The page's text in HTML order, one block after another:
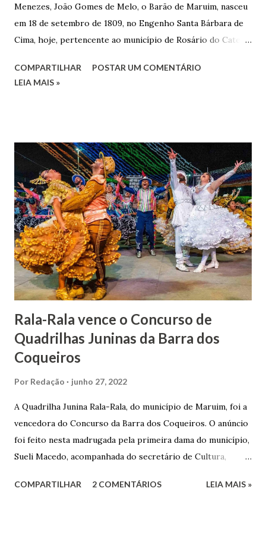
Menezes, João Gomes de Melo, o Barão de Maruim, nasceu
em 18 de setembro de 1809, no Engenho Santa Bárbara de
Cima, hoje, pertencente ao município de Rosário do Catete.
José de Faro Leitão, porém o casamento acabou com o
indiciamento para apropriar-se da volumosa herança. Em
1862, transferiu-se para o Rio de Janeiro e casou-se com
uma irmã do Visconde de Uruguai. O Barão de Maruim
apresentou uma grande dedicação à atividade agrícola, que
lhe proporcionou uma grande reserva financeira. João
Gomes de Melo mandou construir a Igreja Matriz de Nosso
Senhor Bom Jesus dos Passos, que foi inaugurada em 1862 e
doada ao vigário Pe. José Joaquim de Vasconcelos. A Igreja
Matriz...
COMPARTILHAR
POSTAR UM COMENTÁRIO
LEIA MAIS »
Rala-Rala vence o Concurso de
Quadrilhas Juninas da Barra dos
Coqueiros
Por Redação junho 27, 2022
A Quadrilha Junina Rala-Rala, do município de Maruim, foi a
vencedora do Concurso da Barra dos Coqueiros. O anúncio
foi feito nesta madrugada pela primeira dama do município,
Sueli Macedo, acompanhada do secretário de Cultura,
Roberto Fernandes dos Santos Júnior, e na presença dos
COMPARTILHAR 2 COMENTÁRIOS LEIA MAIS »